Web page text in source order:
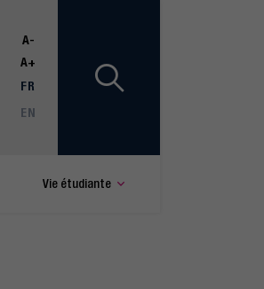
A-
A+
FR
EN
Vie étudiante